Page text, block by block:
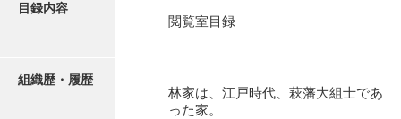
荒瀬家文書（防府市）
目録内容
閲覧室目録
組織歴・履歴
林家は、江戸時代、萩藩大組士であ
った家。